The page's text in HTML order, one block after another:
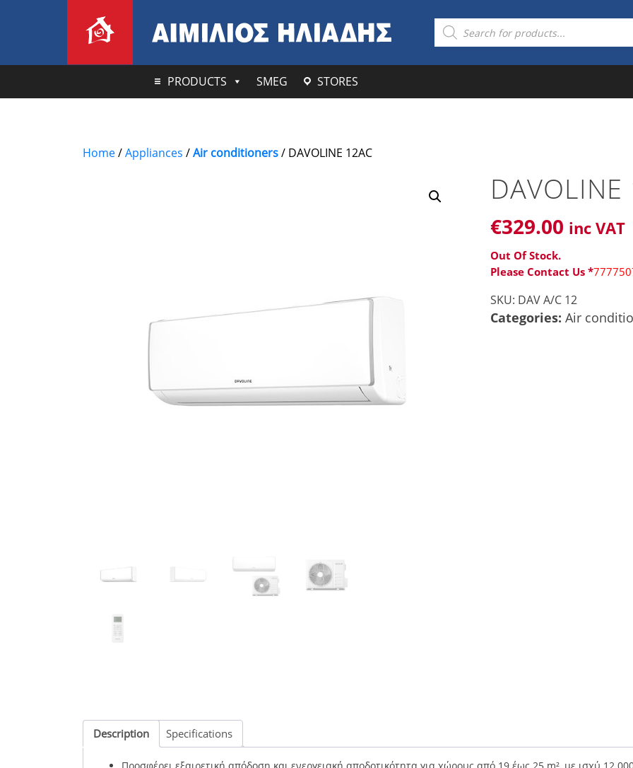
Products
search
PRODUCTS SMEG STORES
Home/Appliances /Air conditioners/ DAVOLINE 12AC
DAVOLINE
€329.00 inc VAT
Out Of Stock.
Please Contact Us *
SKU: DAV A/C 12
Categories:Air
Description Specifications